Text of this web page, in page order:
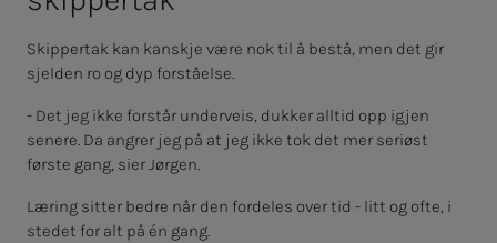
Skippertak kan kanskje være nok til å bestå, men det gir
sjelden ro og dyp forståelse.
- Det jeg ikke forstår underveis, dukker alltid opp igjen
senere. Da angrer jeg på at jeg ikke tok det mer seriøst
første gang, sier Jørgen.
Læring sitter bedre når den fordeles over tid - litt og ofte, i
stedet for alt på én gang.